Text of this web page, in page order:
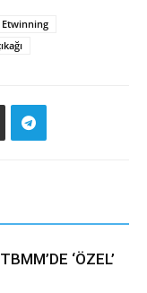
Etwinning
‘ÖZEL’